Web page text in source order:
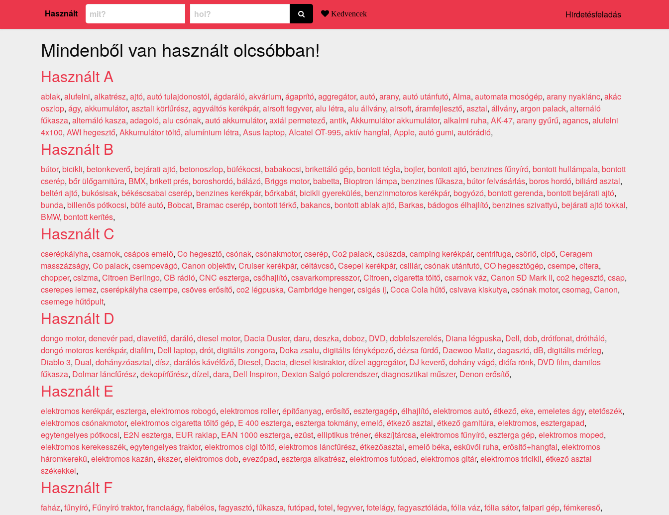
Használt Kedvencek Hirdetésfeladás
Mindenből van használt olcsóbban!
Használt A
ablak, alufelni, alkatrész, ajtó, autó tulajdonostól, ágdaráló, akvárium, ágaprító, aggregátor, autó, arany, autó utánfutó, Alma, automata mosógép, arany nyaklánc, akác
oszlop, ágy, akkumulátor, asztali körfűrész, agyváltós kerékpár, airsoft fegyver, alu létra, alu állvány, airsoft, áramfejlesztő, asztal, állvány, argon palack, alternáló
fűkasza, alternáló kasza, adagoló, alu csónak, autó akkumulátor, axiál permetező, antik, Akkumulátor akkumulátor, alkalmi ruha, AK-47, arany gyűrű, agancs, alufelni
4x100, AWI hegesztő, Akkumulátor töltő, alumínium létra, Asus laptop, Alcatel OT-995, aktív hangfal, Apple, autó gumi, autórádió,
Használt B
bútor, bicikli, betonkeverő, bejárati ajtó, betonoszlop, büfékocsi, babakocsi, brikettáló gép, bontott tégla, bojler, bontott ajtó, benzines fűnyíró, bontott hullámpala, bontott
cserép, bőr ülőgarnitúra, BMX, brikett prés, boroshordó, bálázó, Briggs motor, babetta, Bioptron lámpa, benzines fűkasza, bútor felvásárlás, boros hordó, biliárd asztal,
beltéri ajtó, bukósisak, békéscsabai cserép, benzines kerékpár, bőrkabát, bicikli gyerekülés, benzinmotoros kerékpár, bogyózó, bontott gerenda, bontott bejárati ajtó,
bunda, billenős pótkocsi, büfé autó, Bobcat, Bramac cserép, bontott térkő, bakancs, bontott ablak ajtó, Barkas, bádogos élhajlító, benzines szivattyú, bejárati ajtó tokkal,
BMW, bontott kerítés,
Használt C
cserépkályha, csarnok, csápos emelő, Co hegesztő, csónak, csónakmotor, cserép, Co2 palack, csúszda, camping kerékpár, centrifuga, csörlő, cipő, Ceragem
masszázságy, Co palack, csempevágó, Canon objektiv, Cruiser kerékpár, céltávcső, Csepel kerékpár, csillár, csónak utánfutó, CO hegesztőgép, csempe, citera,
chopper, csizma, Citroen Berlingo, CB rádió, CNC eszterga, csőhajlító, csavarkompresszor, Citroen, cigaretta töltő, csarnok váz, Canon 5D Mark II, co2 hegesztő, csap,
cserepes lemez, cserépkályha csempe, csöves erősítő, co2 légpuska, Cambridge henger, csigás íj, Coca Cola hűtő, csivava kiskutya, csónak motor, csomag, Canon,
csemege hűtőpult,
Használt D
dongo motor, denevér pad, diavetítő, daráló, diesel motor, Dacia Duster, daru, deszka, doboz, DVD, dobfelszerelés, Diana légpuska, Dell, dob, drótfonat, drótháló,
dongó motoros kerékpár, diafilm, Dell laptop, drót, digitális zongora, Doka zsalu, digitális fényképező, dézsa fürdő, Daewoo Matiz, dagasztó, dB, digitális mérleg,
Diablo 3, Dual, dohányzóasztal, dísz, darálós kávéfőző, Diesel, Dacia, diesel kistraktor, dízel aggregátor, DJ keverő, dohány vágó, diófa rönk, DVD film, damilos
fűkasza, Dolmar láncfűrész, dekopírfűrész, dízel, dara, Dell Inspiron, Dexion Salgó polcrendszer, diagnosztikai műszer, Denon erősítő,
Használt E
elektromos kerékpár, eszterga, elektromos robogó, elektromos roller, építőanyag, erősítő, esztergagép, élhajlító, elektromos autó, étkező, eke, emeletes ágy, etetőszék,
elektromos csónakmotor, elektromos cigaretta tőltő gép, E 400 eszterga, eszterga tokmány, emelő, étkező asztal, étkező garnitúra, elektromos, esztergapad,
egytengelyes pótkocsi, E2N eszterga, EUR raklap, EAN 1000 eszterga, ezüst, elliptikus tréner, ékszíjtárcsa, elektromos fűnyíró, eszterga gép, elektromos moped,
elektromos kerekesszék, egytengelyes traktor, elektromos cigi töltő, elektromos láncfűrész, étkezőasztal, emelö béka, esküvői ruha, erősítő+hangfal, elektromos
háromkerekű, elektromos kazán, ékszer, elektromos dob, evezőpad, eszterga alkatrész, elektromos futópad, elektromos gitár, elektromos tricikli, étkező asztal
székekkel,
Használt F
faház, fűnyíró, Fűnyíró traktor, franciaágy, flabélos, fagyasztó, fűkasza, futópad, fotel, fegyver, fotelágy, fagyasztóláda, fólia váz, fólia sátor, faipari gép, fémkereső,